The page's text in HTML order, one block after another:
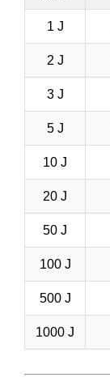
1 J
2 J
3 J
5 J
10 J
20 J
50 J
100 J
500 J
1000 J